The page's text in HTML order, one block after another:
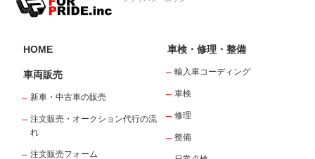
HOME
車両販売
新車・中古車の販売
注文販売・オークション代行の流
れ
注文販売フォーム
車検・修理・整備
輸入車コーディング
車検
修理
整備